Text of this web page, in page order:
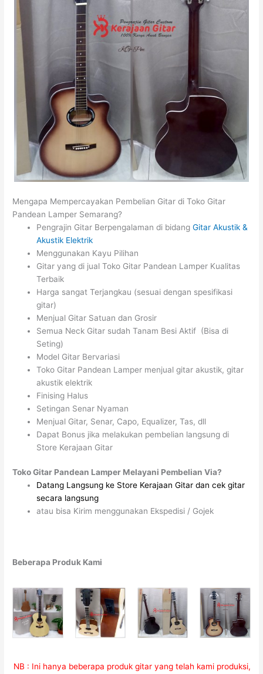
Mengapa Mempercayakan Pembelian Gitar di Toko Gitar
Pandean Lamper Semarang?
Pengrajin Gitar Berpengalaman di bidangGitar Akustik &
Akustik Elektrik
Menggunakan Kayu Pilihan
Gitar yang di jual Toko Gitar Pandean Lamper Kualitas
Terbaik
Harga sangat Terjangkau (sesuai dengan spesifikasi
gitar)
Menjual Gitar Satuan dan Grosir
Semua Neck Gitar sudah Tanam Besi Aktif (Bisa di
Seting)
Model Gitar Bervariasi
Toko Gitar Pandean Lamper menjual gitar akustik, gitar
akustik elektrik
Finising Halus
Setingan Senar Nyaman
Menjual Gitar, Senar, Capo, Equalizer, Tas, dll
Dapat Bonus jika melakukan pembelian langsung di
Store Kerajaan Gitar
Toko Gitar Pandean Lamper Melayani Pembelian Via?
Datang Langsung ke Store Kerajaan Gitar dan cek gitar
secara langsung
atau bisa Kirim menggunakan Ekspedisi / Gojek
Beberapa Produk Kami
NB : Ini hanya beberapa produk gitar yang telah kami produksi,